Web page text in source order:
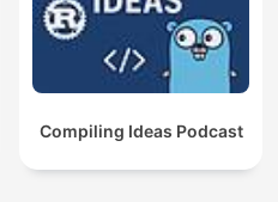
Compiling Ideas Podcast